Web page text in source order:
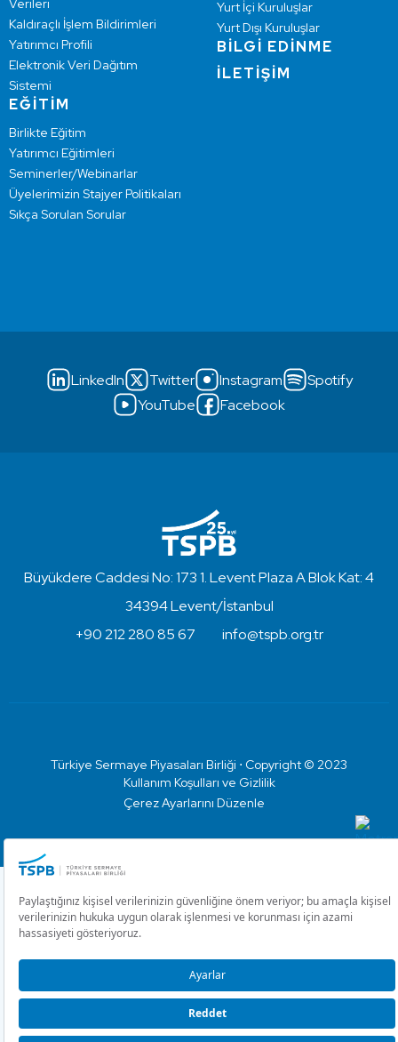
Verileri
Kaldıraçlı İşlem Bildirimleri
Yatırımcı Profili
Elektronik Veri Dağıtım
Sistemi
EĞİTİM
Birlikte Eğitim
Yatırımcı Eğitimleri
Seminerler/Webinarlar
Üyelerimizin Stajyer Politikaları
Sıkça Sorulan Sorular
Yurt İçi Kuruluşlar
Yurt Dışı Kuruluşlar
BİLGİ EDİNME
İLETİŞİM
LinkedIn Twitter Instagram
Spotify
YouTube
Facebook
Büyükdere Caddesi No: 173 1. Levent Plaza A Blok Kat: 4
34394 Levent/İstanbul
+90 212 280 85 67
info@tspb.org.tr
Türkiye Sermaye Piyasaları Birliği ⋅ Copyright © 2023
Kullanım Koşulları ve Gizlilik
Çerez Ayarlarını Düzenle